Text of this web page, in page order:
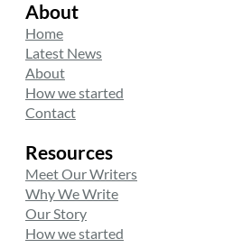
About
Home
Latest News
About
How we started
Contact
Resources
Meet Our Writers
Why We Write
Our Story
How we started